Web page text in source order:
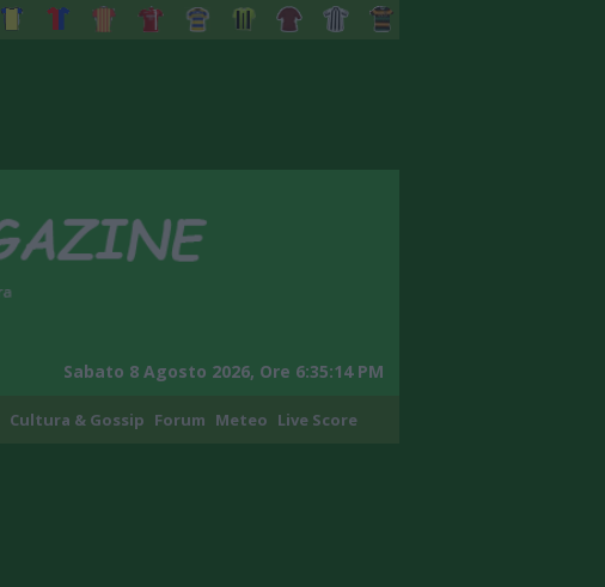
Sabato 8 Agosto 2026, Ore 6:35:15 PM
Cultura & Gossip Forum Meteo Live Score